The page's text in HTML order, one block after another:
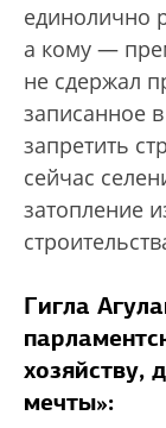
единолично
а кому —
не сдержал
записанное
запретить
сейчас
затопление
Гигла
хозяйству,
мечты»: